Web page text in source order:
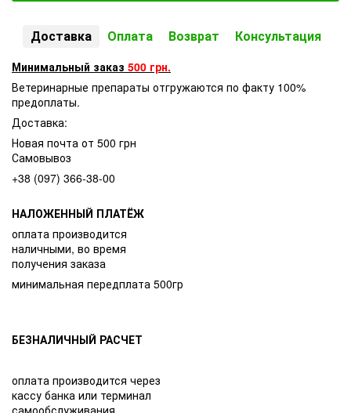
Доставка Оплата Возврат Консультация
Минимальный заказ 500 грн.
Ветеринарные препараты отгружаются по факту 100%
предоплаты.
Доставка:
Новая почта от 500 грн
Самовывоз
+38 (097) 366-38-00
НАЛОЖЕННЫЙ ПЛАТЁЖ
оплата производится
наличными, во время
получения заказа
минимальная передплата 500гр
БЕЗНАЛИЧНЫЙ РАСЧЕТ
оплата производится через
кассу банка или терминал